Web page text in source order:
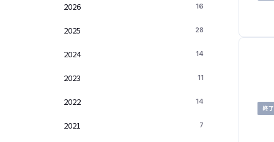
2026 16
2025 28
2024 14
2023 11
2022 14
2021 7
終了